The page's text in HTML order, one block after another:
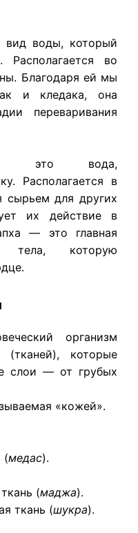
воды, который
Располагается во
Благодаря ей мы
и кледака, она
переваривания
вода,
Располагается в
сырьем для других
их действие в
— это главная
тела, которую
организм
(тканей), которые
слои — от грубых
«кожей».
(медас).
(маджа).
ткань (шукра).